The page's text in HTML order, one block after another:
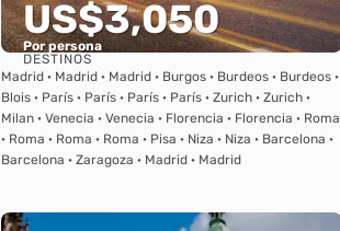
US$3,050
Por persona
Ver
DESTINOS
Madrid · Madrid · Madrid · Burgos · Burdeos · Burdeos ·
Blois · París · París · París · París · Zurich · Zurich ·
Milan · Venecia · Venecia · Florencia · Florencia · Roma
· Roma · Roma · Roma · Pisa · Niza · Niza · Barcelona ·
Barcelona · Zaragoza · Madrid · Madrid